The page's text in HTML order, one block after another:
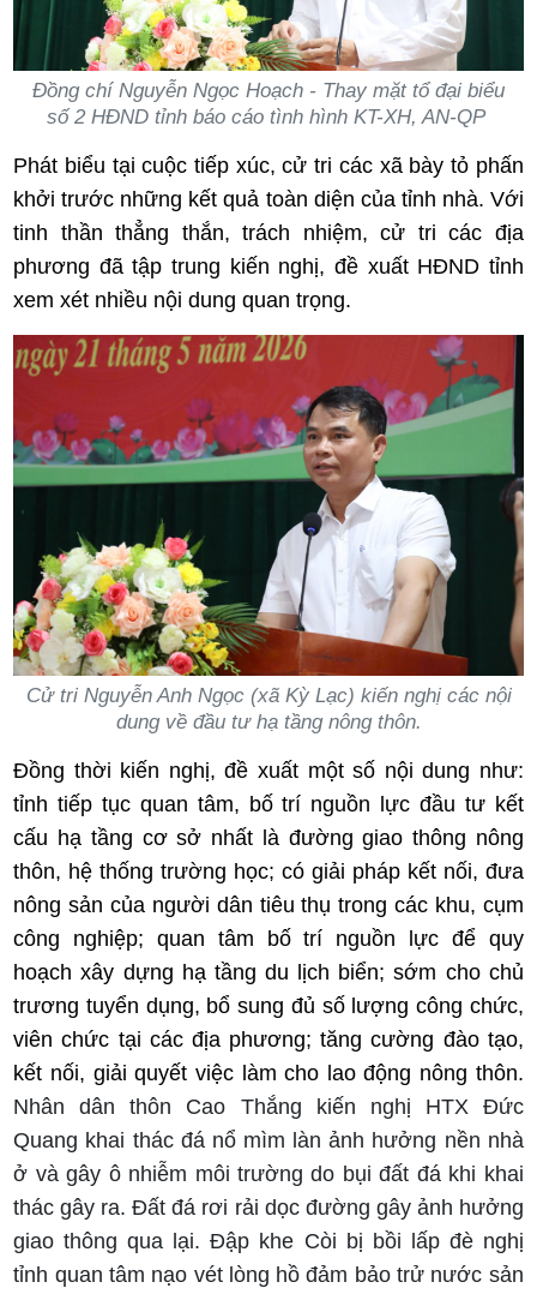
Đồng chí Nguyễn Ngọc Hoạch - Thay mặt tổ đại biểu
số 2 HĐND tỉnh báo cáo tình hình KT-XH, AN-QP
Phát biểu tại cuộc tiếp xúc, cử tri các xã bày tỏ phấn
khởi trước những kết quả toàn diện của tỉnh nhà. Với
tinh thần thẳng thắn, trách nhiệm, cử tri các địa
phương đã tập trung kiến nghị, đề xuất HĐND tỉnh
xem xét nhiều nội dung quan trọng.
Cử tri Nguyễn Anh Ngọc (xã Kỳ Lạc) kiến nghị các nội
dung về đầu tư hạ tầng nông thôn.
Đồng thời kiến nghị, đề xuất một số nội dung như:
tỉnh tiếp tục quan tâm, bố trí nguồn lực đầu tư kết
cấu hạ tầng cơ sở nhất là đường giao thông nông
thôn, hệ thống trường học; có giải pháp kết nối, đưa
nông sản của người dân tiêu thụ trong các khu, cụm
công nghiệp; quan tâm bố trí nguồn lực để quy
hoạch xây dựng hạ tầng du lịch biển; sớm cho chủ
trương tuyển dụng, bổ sung đủ số lượng công chức,
viên chức tại các địa phương; tăng cường đào tạo,
kết nối, giải quyết việc làm cho lao động nông thôn.
Nhân dân thôn Cao Thắng kiến nghị HTX Đức
Quang khai thác đá nổ mìm làn ảnh hưởng nền nhà
ở và gây ô nhiễm môi trường do bụi đất đá khi khai
thác gây ra. Đất đá rơi rải dọc đường gây ảnh hưởng
giao thông qua lại. Đập khe Còi bị bồi lấp đè nghị
tỉnh quan tâm nạo vét lòng hồ đảm bảo trử nước sản